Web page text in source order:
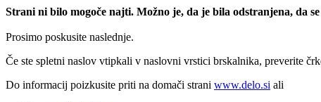
Strani ni bilo mogoče najti. Možno je, da je bila odstranjena, da
Prosimo poskusite naslednje.
Če ste spletni naslov vtipkali v naslovni vrstici brskalnika, preverite
Do informacij poizkusite priti na domači strani www.delo.si ali